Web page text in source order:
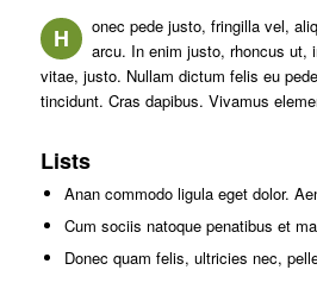
H
onec pede justo, fringilla vel,
arcu. In enim justo, rhoncus ut,
vitae, justo. Nullam dictum felis eu
tincidunt. Cras dapibus. Vivamus
Lists
Anan commodo ligula eget dolor.
Cum sociis natoque penatibus et
Donec quam felis, ultricies nec,